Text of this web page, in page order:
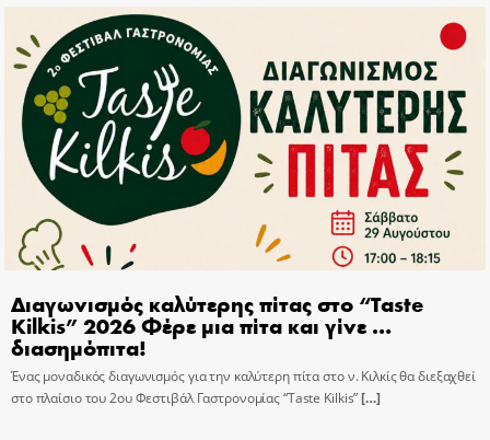
Διαγωνισμός καλύτερης πίτας στο “Taste
Kilkis” 2026 Φέρε μια πίτα και γίνε …
διασημόπιτα!
Ένας μοναδικός διαγωνισμός για την καλύτερη πίτα στο ν. Κιλκίς θα διεξαχθεί
στο πλαίσιο του 2ου Φεστιβάλ Γαστρονομίας “Taste Kilkis”[…]